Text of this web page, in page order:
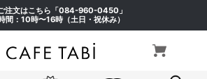
注文はこちら「084-960-0450 」
間：10時〜16時（土日・祝休み）